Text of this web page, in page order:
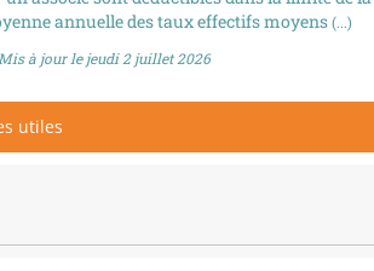
annuelle des taux effectifs moyens (...)
à jour le jeudi 2 juillet 2026
utiles